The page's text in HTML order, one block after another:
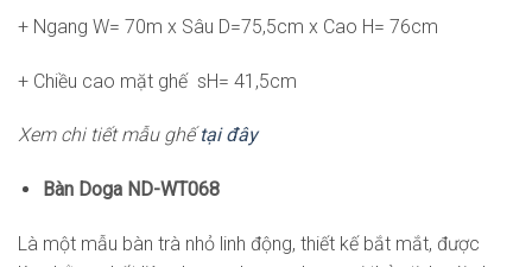
+ Ngang W= 70m x Sâu D=75,5cm x Cao H= 76cm
+ Chiều cao mặt ghế sH= 41,5cm
Xem chi tiết mẫu ghếtại đây
Bàn Doga ND-WT068
Là một mẫu bàn trà nhỏ linh động, thiết kế bắt mắt, được